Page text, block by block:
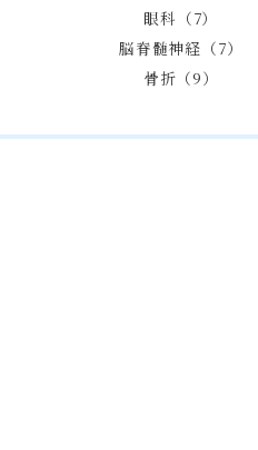
眼科（7）
脳脊髄神経（7）
骨折（9）